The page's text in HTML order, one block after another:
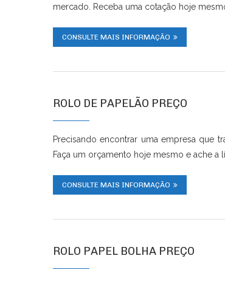
mercado. Receba uma cotação hoje
CONSULTE MAIS INFORMAÇÃO
ROLO DE PAPELÃO PREÇO
Precisando encontrar uma empresa que
Faça um orçamento hoje mesmo e ache a
CONSULTE MAIS INFORMAÇÃO
ROLO PAPEL BOLHA PREÇO